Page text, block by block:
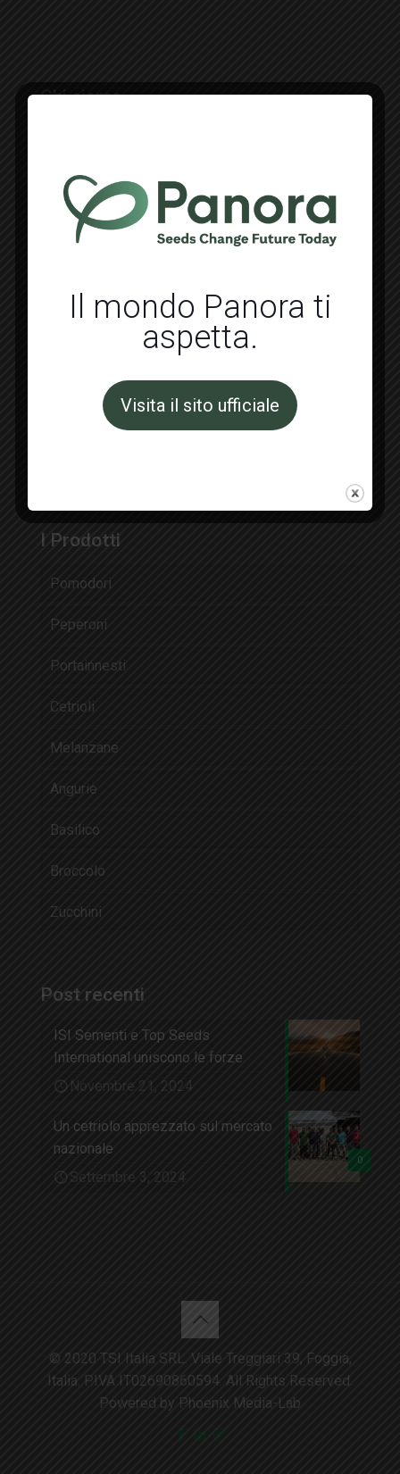
Chi siamo
commercializzazione di varietà ibride
innovative e di alta qualità.
TSI Italia è sinonimo di innovazione e qualità, dal
I Prodotti
Pomodori
Peperoni
Portainnesti
Cetrioli
Melanzane
Angurie
Basilico
Broccolo
Zucchini
Post recenti
ISI Sementi e Top Seeds
International uniscono le forze
Novembre 21, 2024
0
Un cetriolo apprezzato sul mercato
nazionale
Settembre 3, 2024
© 2020 TSI Italia SRL. Viale Treggiari 39, Foggia,
Italia. P.IVA IT02690860594. All Rights Reserved.
Powered by Phoenix Media-Lab
Il mondo Panora ti
aspetta.
Visita il sito ufficiale